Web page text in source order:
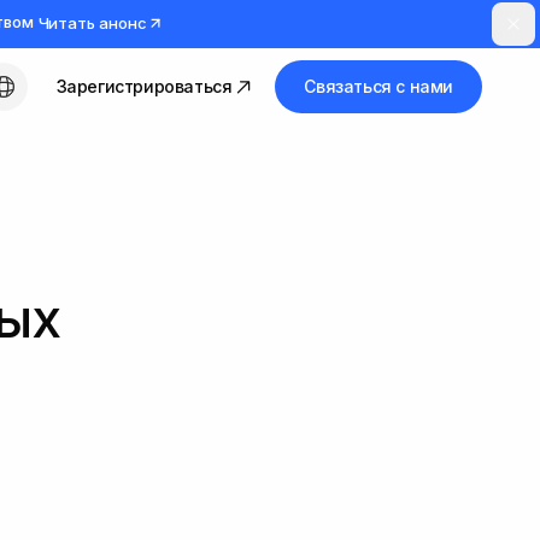
Читать анонс
Русский
Зарегистрироваться Связаться с нами